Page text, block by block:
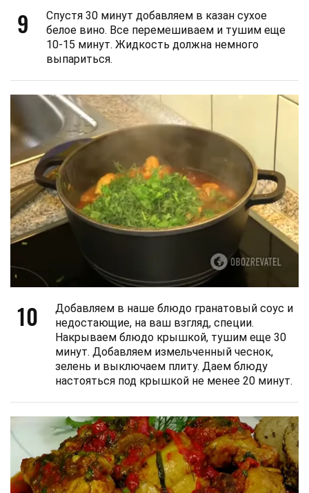
9
Спустя 30 минут добавляем в казан сухое
белое вино. Все перемешиваем и тушим еще
10-15 минут. Жидкость должна немного
выпариться.
10
Добавляем в наше блюдо гранатовый соус и
недостающие, на ваш взгляд, специи.
Накрываем блюдо крышкой, тушим еще 30
минут. Добавляем измельченный чеснок,
зелень и выключаем плиту. Даем блюду
настояться под крышкой не менее 20 минут.